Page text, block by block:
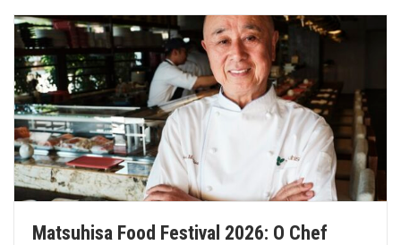
Matsuhisa Food Festival 2026: Ο Chef